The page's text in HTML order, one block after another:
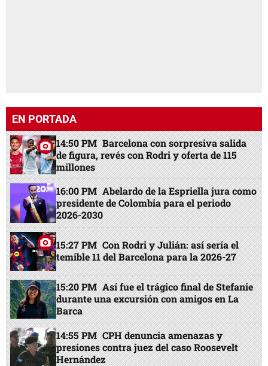
EN PORTADA
14:50 PM Barcelona con sorpresiva salida
de figura, revés con Rodri y oferta de 115
millones
16:00 PM Abelardo de la Espriella jura como
presidente de Colombia para el periodo
2026-2030
15:27 PM Con Rodri y Julián: así sería el
temible 11 del Barcelona para la 2026-27
15:20 PM Así fue el trágico final de Stefanie
durante una excursión con amigos en La
Barca
14:55 PM CPH denuncia amenazas y
presiones contra juez del caso Roosevelt
Hernández